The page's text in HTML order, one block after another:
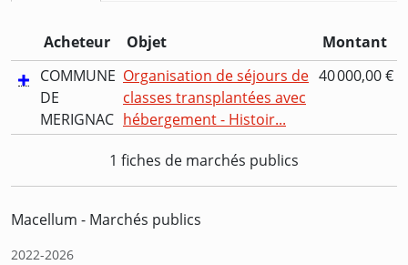
Acheteur Objet
Montant
COMMUNE
DE
MERIGNAC
Organisation de séjours de
classes transplantées avec
hébergement - Histoir...
40 000,00 €
1 fiches de marchés publics
Macellum - Marchés publics
2022-2026